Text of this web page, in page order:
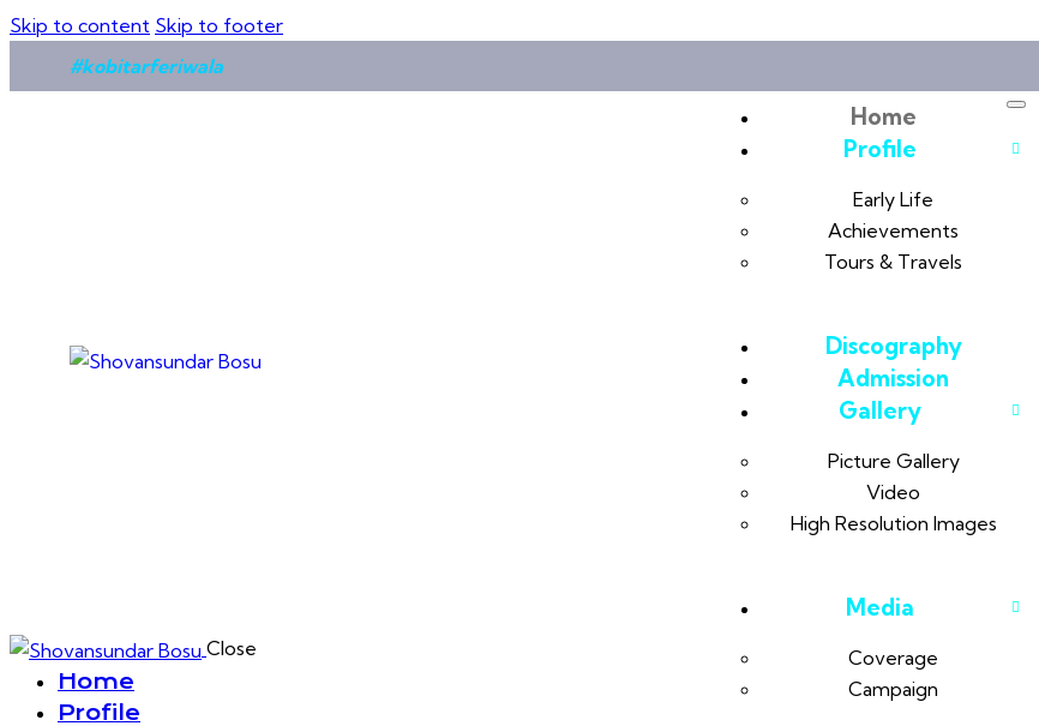
Skip to content Skip to footer
#kobitarferiwala
Home
Profile
Early Life
Achievements
Tours & Travels
Discography
Admission
Gallery
Picture Gallery
Video
High Resolution Images
Media
Coverage
Campaign
Close
Home
Profile